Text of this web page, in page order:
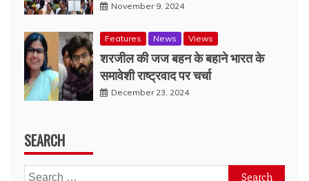
November 9, 2024
Features News Views
शरजील की जज बहन के बहाने भारत के
समावेशी राष्ट्रवाद पर चर्चा
December 23, 2024
SEARCH
Search